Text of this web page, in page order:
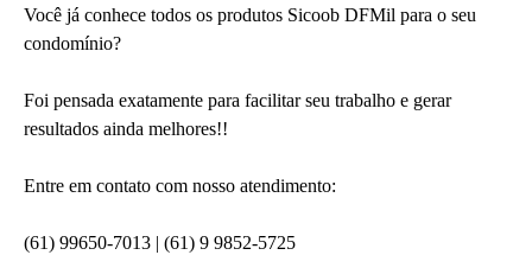
Você já conhece todos os produtos Sicoob DFMil para o seu
condomínio?
Foi pensada exatamente para facilitar seu trabalho e gerar
resultados ainda melhores!!
Entre em contato com nosso atendimento:
(61) 99650-7013 | (61) 9 9852-5725